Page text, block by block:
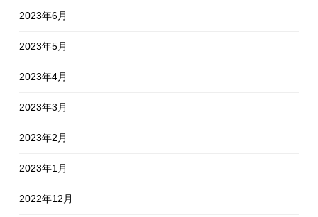
2023年6月
2023年5月
2023年4月
2023年3月
2023年2月
2023年1月
2022年12月